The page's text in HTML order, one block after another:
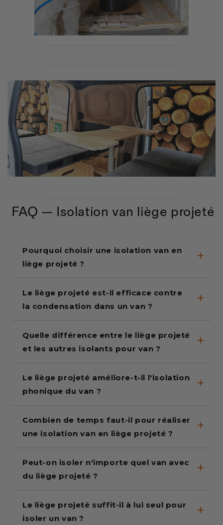
FAQ — Isolation van liège projeté
Pourquoi choisir une isolation van en
liège projeté ?
Le liège projeté est-il efficace contre
la condensation dans un van ?
Quelle différence entre le liège projeté
et les autres isolants pour van ?
Le liège projeté améliore-t-il l'isolation
phonique du van ?
Combien de temps faut-il pour réaliser
une isolation van en liège projeté ?
Peut-on isoler n'importe quel van avec
du liège projeté ?
Le liège projeté suffit-il à lui seul pour
isoler un van ?